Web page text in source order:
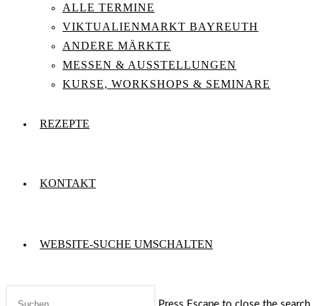
ALLE TERMINE
VIKTUALIENMARKT BAYREUTH
ANDERE MÄRKTE
MESSEN & AUSSTELLUNGEN
KURSE, WORKSHOPS & SEMINARE
REZEPTE
KONTAKT
WEBSITE-SUCHE UMSCHALTEN